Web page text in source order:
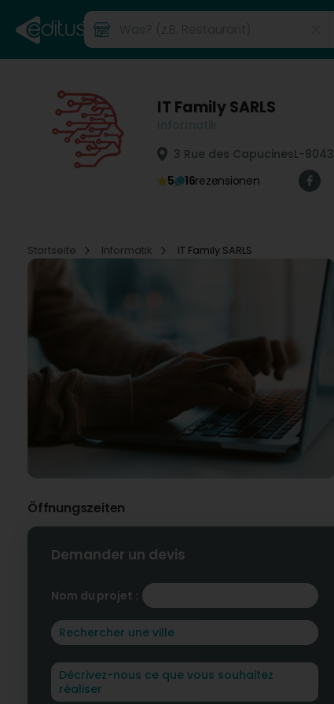
IT Family SARLS
3 Rue des CapucinesL-8043
5
16rezensionen
Startseite
Informatik IT Family SARLS
Öffnungszeiten
Demander un devis
Nom du projet :